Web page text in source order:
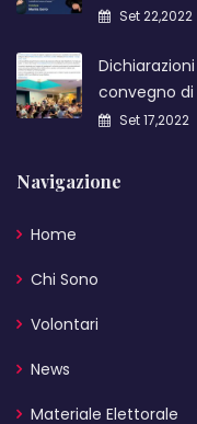
Set 22,2022
convegno di
Set 17,2022
Navigazione
Home
Chi Sono
Volontari
News
Materiale Elettorale